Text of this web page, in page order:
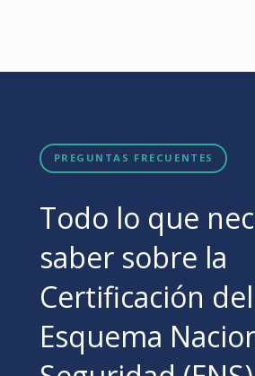
PREGUNTAS FRECUENTES
Todo lo que
saber sobre la
Certificación del
Esquema